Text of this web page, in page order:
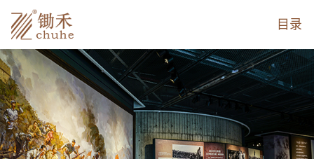
目录